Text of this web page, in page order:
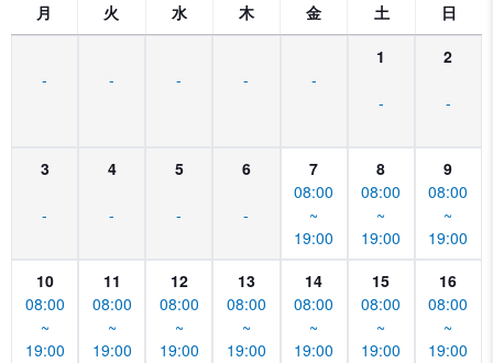
月 火 水 木 金 土 日
- - - - -
1
-
2
-
3
-
4
-
5
-
6
-
7
08:00
~
19:00
8
08:00
~
19:00
9
08:00
~
19:00
10
08:00
~
19:00
11
08:00
~
19:00
12
08:00
~
19:00
13
08:00
~
19:00
14
08:00
~
19:00
15
08:00
~
19:00
16
08:00
~
19:00